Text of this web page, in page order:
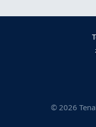
© 2026